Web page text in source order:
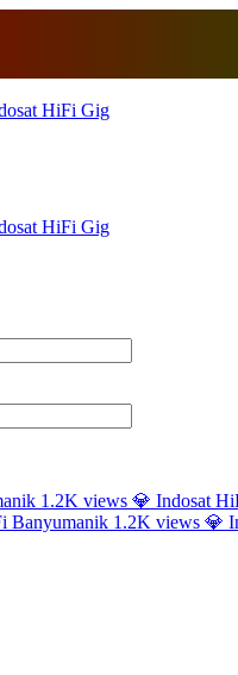
1.2K views 💎 Indosat
Banyumanik 1.2K views 💎